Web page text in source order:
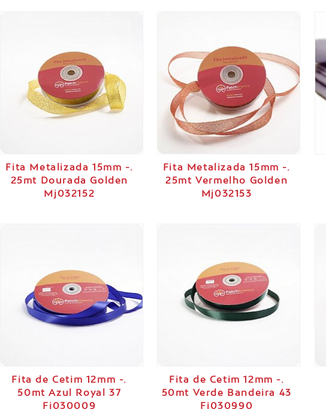
Fita Metalizada 15mm -.
25mt Dourada Golden
Mj032152
Fita Metalizada 15mm -.
25mt Vermelho Golden
Mj032153
Fita de Cetim 12mm -.
50mt Azul Royal 37
Fj030009
Fita de Cetim 12mm -.
50mt Verde Bandeira 43
Fj030990